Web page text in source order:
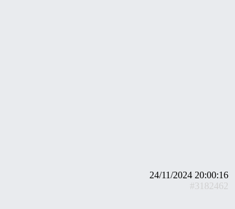
24/11/2024 20:00:16
#3182462